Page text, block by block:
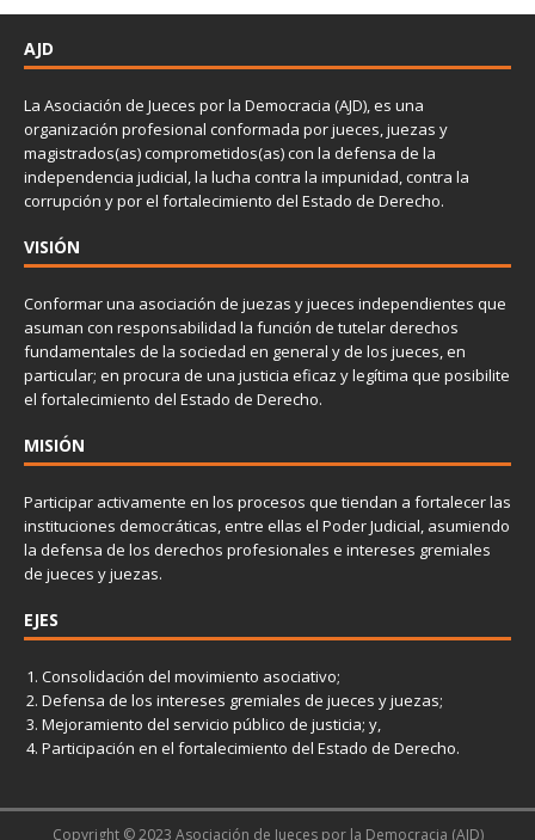
AJD
La Asociación de Jueces por la Democracia (AJD), es una
organización profesional conformada por jueces, juezas y
magistrados(as) comprometidos(as) con la defensa de la
independencia judicial, la lucha contra la impunidad, contra la
corrupción y por el fortalecimiento del Estado de Derecho.
VISIÓN
Conformar una asociación de juezas y jueces independientes que
asuman con responsabilidad la función de tutelar derechos
fundamentales de la sociedad en general y de los jueces, en
particular; en procura de una justicia eficaz y legítima que posibilite
el fortalecimiento del Estado de Derecho.
MISIÓN
Participar activamente en los procesos que tiendan a fortalecer las
instituciones democráticas, entre ellas el Poder Judicial, asumiendo
la defensa de los derechos profesionales e intereses gremiales
de jueces y juezas.
EJES
Consolidación del movimiento asociativo;
Defensa de los intereses gremiales de jueces y juezas;
Mejoramiento del servicio público de justicia; y,
Participación en el fortalecimiento del Estado de Derecho.
Copyright © 2023 Asociación de Jueces por la Democracia (AJD)